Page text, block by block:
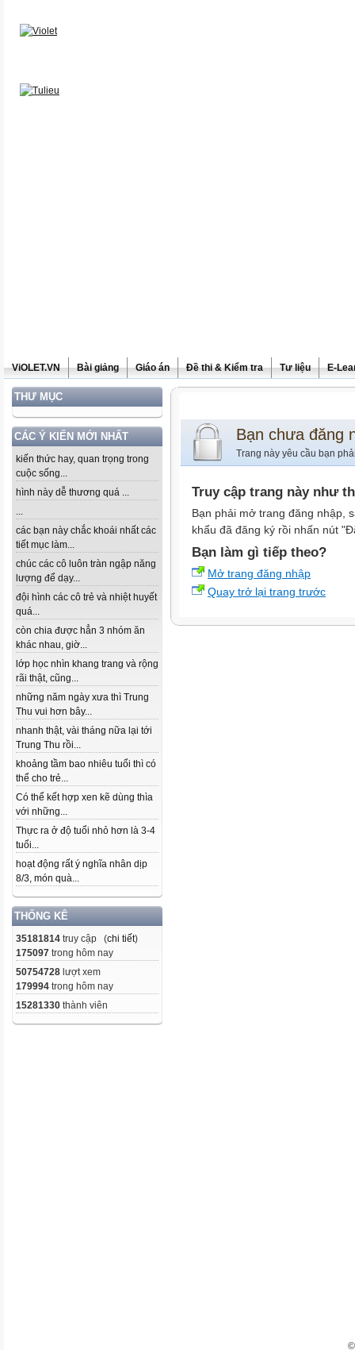
ViOLET.VN Bài giảng Giáo án Đề thi & Kiểm tra Tư liệu E-
THƯ MỤC
CÁC Ý KIẾN MỚI NHẤT
kiến thức hay, quan trọng trong
cuộc sống...
hình này dễ thương quá ...
...
các bạn này chắc khoái nhất các
tiết mục làm...
chúc các cô luôn tràn ngập năng
lượng để dạy...
đội hình các cô trẻ và nhiệt huyết
quá...
còn chia được hẳn 3 nhóm ăn
khác nhau, giờ...
lớp học nhìn khang trang và rộng
rãi thật, cũng...
những năm ngày xưa thì Trung
Thu vui hơn bây...
nhanh thật, vài tháng nữa lại tới
Trung Thu rồi...
khoảng tầm bao nhiêu tuổi thì có
thể cho trẻ...
Có thể kết hợp xen kẽ dùng thìa
với những...
Thực ra ở độ tuổi nhỏ hơn là 3-4
tuổi...
hoạt động rất ý nghĩa nhân dịp
8/3, món quà...
THỐNG KÊ
35181814 truy cập (chi tiết)
175097 trong hôm nay
50754728 lượt xem
179994 trong hôm nay
15281330 thành viên
Bạn chưa đăng
Trang này yêu cầu bạn
Truy cập trang này như
Bạn phải mở trang đăng nhập,
khẩu đã đăng ký rồi nhấn nút
Bạn làm gì tiếp theo?
Mở trang đăng nhập
Quay trở lại trang trước